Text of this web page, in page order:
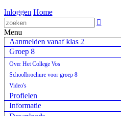
Inloggen Home

Menu
Aanmelden vanaf klas 2
Groep 8
Over Het College Vos
Schoolbrochure voor groep 8
Video's
Profielen
Informatie